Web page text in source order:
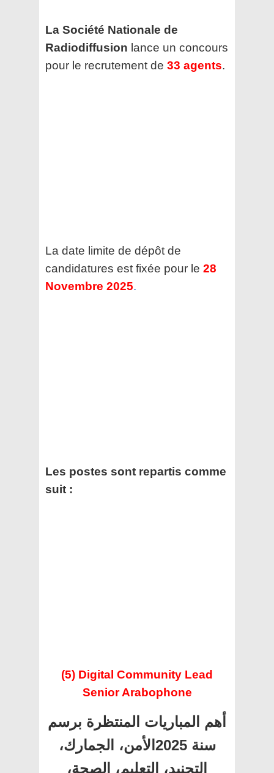
La Société Nationale de
Radiodiffusion lance un concours
pour le recrutement de 33 agents.
La date limite de dépôt de
candidatures est fixée pour le 28
Novembre 2025.
Les postes sont repartis comme
suit :
(5) Digital Community Lead
Senior Arabophone
أهم المباريات المنتظرة برسم
سنة 2025الأمن، الجمارك،
التجنيد، التعليم، الصحة،